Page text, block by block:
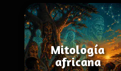
Mitología
africana